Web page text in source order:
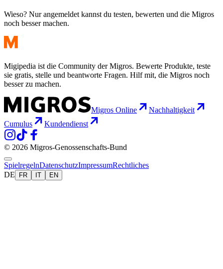
Wieso? Nur angemeldet kannst du testen, bewerten und die Migros
noch besser machen.
Migipedia ist die Community der Migros. Bewerte Produkte, teste
sie gratis, stelle und beantworte Fragen. Hilf mit, die Migros noch
besser zu machen.
Migros Online
Nachhaltigkeit
Cumulus
Kundendienst
© 2026 Migros-Genossenschafts-Bund
SpielregelnDatenschutzImpressumRechtliches
DE
FR IT EN